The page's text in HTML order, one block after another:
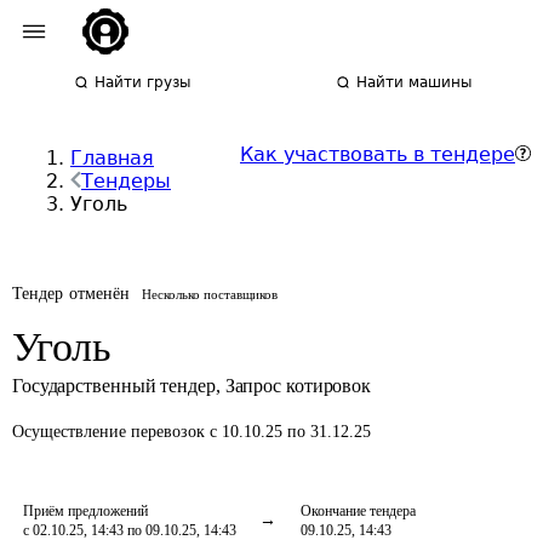
Найти грузы Найти машины
Главная
Тендеры
Уголь
Как участвовать в тендере
Тендер отменён Несколько поставщиков
Уголь
Государственный тендер, Запрос котировок
Осуществление перевозок с 10.10.25 по 31.12.25
Приём предложений
с 02.10.25, 14:43 по 09.10.25, 14:43
Окончание тендера
09.10.25, 14:43